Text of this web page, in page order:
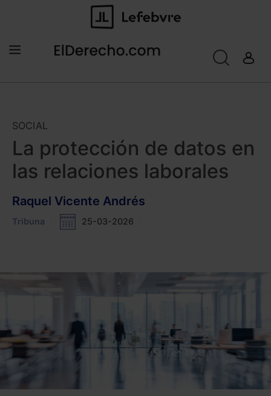
SOCIAL
La protección de datos en
las relaciones laborales
Raquel Vicente Andrés
Tribuna 25-03-2026